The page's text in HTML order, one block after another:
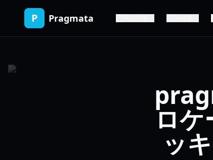
P Pragmata
ロケ
ッ